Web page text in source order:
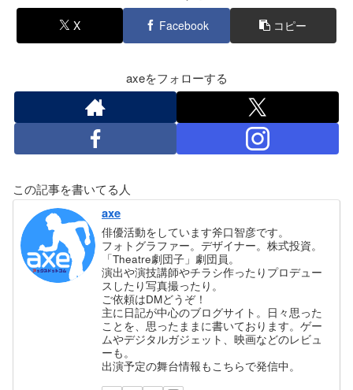
X Facebook コピー
axeをフォローする
この記事を書いてる人
axe
俳優活動をしています斧口智彦です。
フォトグラファー。デザイナー。株式投資。
「Theatre劇団子」劇団員。
演出や演技講師やチラシ作ったりプロデュー
スしたり写真撮ったり。
ご依頼はDMどうぞ！
主に日記が中心のブログサイト。日々思った
ことを、思ったままに書いております。ゲー
ムやデジタルガジェット、映画などのレビュ
ーも。
出演予定の舞台情報もこちらで発信中。